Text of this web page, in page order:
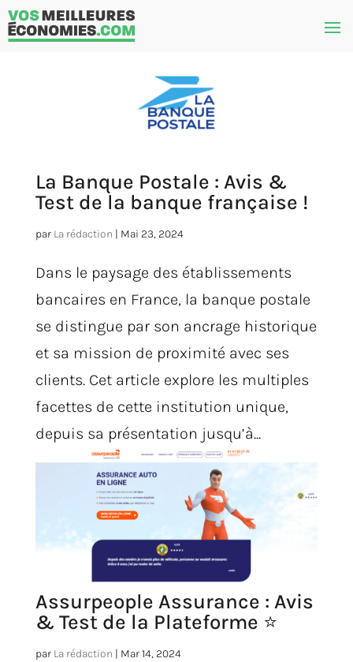
La Banque Postale : Avis &
Test de la banque française !
par La rédaction | Mai 23, 2024
Dans le paysage des établissements
bancaires en France, la banque postale
se distingue par son ancrage historique
et sa mission de proximité avec ses
clients. Cet article explore les multiples
facettes de cette institution unique,
depuis sa présentation jusqu’à...
Assurpeople Assurance : Avis
& Test de la Plateforme ⭐
par La rédaction | Mar 14, 2024